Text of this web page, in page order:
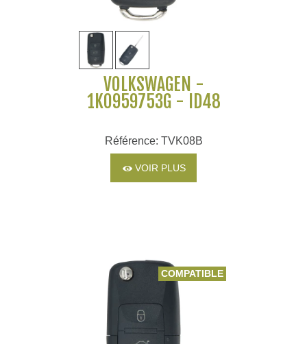
VOLKSWAGEN -
1K0959753G - ID48
Référence: TVK08B
VOIR PLUS
COMPATIBLE